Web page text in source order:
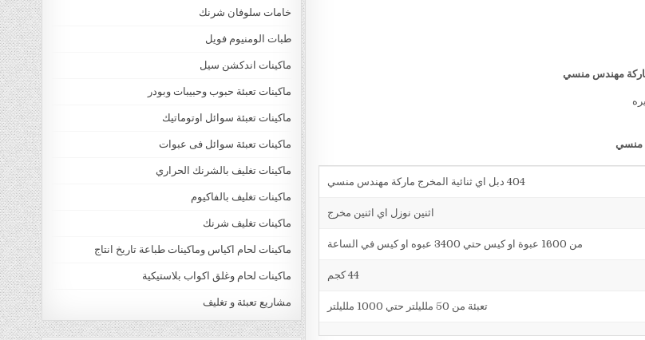
404 دبل اي ثنائية المخرج ماركة مهندس منسي
اثنين نوزل اي اثنين مخرج
من 1600 عبوة او كيس حتي 3400 عبوه او كيس في الساعة
44 كجم
تعبئة من 50 ملليلتر حتي 1000 ملليلتر
خامات سلوفان شرنك
طبات الومنيوم فويل
ماكينات اندكشن سيل
ماكينات تعبئة حبوب وحبيبات وبودر
ماكينات تعبئة سوائل اوتوماتيك
ماكينات تعبئة سوائل فى عبوات
ماكينات تغليف بالشرنك الحراري
ماكينات تغليف بالفاكيوم
ماكينات تغليف شرنك
ماكينات لحام اكياس وماكينات طباعة تاريخ انتاج
ماكينات لحام وغلق اكواب بلاستيكية
مشاريع تعبئة و تغليف